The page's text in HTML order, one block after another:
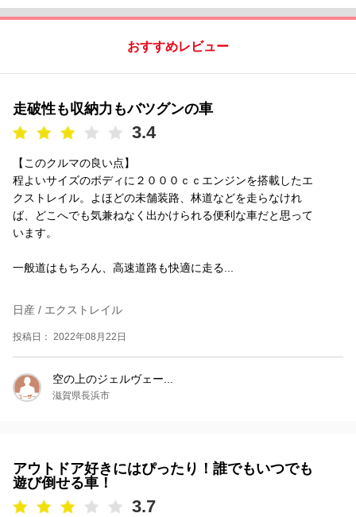
おすすめレビュー
走破性も収納力もバツグンの車
3.4
【このクルマの良い点】
程よいサイズのボディに２０００ｃｃエンジンを搭載したエ
クストレイル。よほどの未舗装路、林道などを走らなけれ
ば、どこへでも気兼ねなく出かけられる便利な車だと思って
います。
一般道はもちろん、高速道路も快適に走る...
日産 / エクストレイル
投稿日： 2022年08月22日
空の上のジェルヴェー...
滋賀県長浜市
アウトドア好きにはぴったり！誰でもいつでも
遊び倒せる車！
3.7